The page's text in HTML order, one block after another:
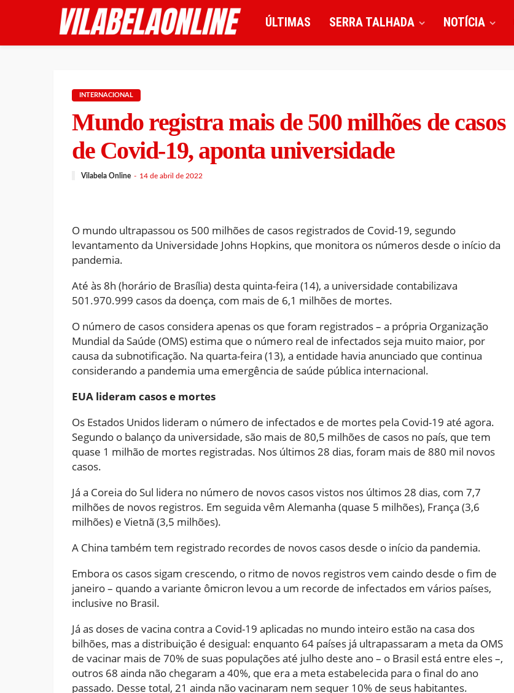
ÚLTIMAS SERRA TALHADA NOTÍCIA
INTERNACIONAL
Mundo registra mais de 500 milhões de casos
de Covid-19, aponta universidade
Vilabela Online 14 de abril de 2022
O mundo ultrapassou os 500 milhões de casos registrados de Covid-19, segundo
levantamento da Universidade Johns Hopkins, que monitora os números desde o início da
pandemia.
Até às 8h (horário de Brasília) desta quinta-feira (14), a universidade contabilizava
501.970.999 casos da doença, com mais de 6,1 milhões de mortes.
O número de casos considera apenas os que foram registrados – a própria Organização
Mundial da Saúde (OMS) estima que o número real de infectados seja muito maior, por
causa da subnotificação. Na quarta-feira (13), a entidade havia anunciado que continua
considerando a pandemia uma emergência de saúde pública internacional.
EUA lideram casos e mortes
Os Estados Unidos lideram o número de infectados e de mortes pela Covid-19 até agora.
Segundo o balanço da universidade, são mais de 80,5 milhões de casos no país, que tem
quase 1 milhão de mortes registradas. Nos últimos 28 dias, foram mais de 880 mil novos
casos.
Já a Coreia do Sul lidera no número de novos casos vistos nos últimos 28 dias, com 7,7
milhões de novos registros. Em seguida vêm Alemanha (quase 5 milhões), França (3,6
milhões) e Vietnã (3,5 milhões).
A China também tem registrado recordes de novos casos desde o início da pandemia.
Embora os casos sigam crescendo, o ritmo de novos registros vem caindo desde o fim de
janeiro – quando a variante ômicron levou a um recorde de infectados em vários países,
inclusive no Brasil.
Já as doses de vacina contra a Covid-19 aplicadas no mundo inteiro estão na casa dos
bilhões, mas a distribuição é desigual: enquanto 64 países já ultrapassaram a meta da OMS
de vacinar mais de 70% de suas populações até julho deste ano – o Brasil está entre eles –,
outros 68 ainda não chegaram a 40%, que era a meta estabelecida para o final do ano
passado. Desse total, 21 ainda não vacinaram nem sequer 10% de seus habitantes.